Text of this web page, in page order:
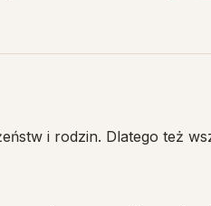
i rodzin. Dlatego też